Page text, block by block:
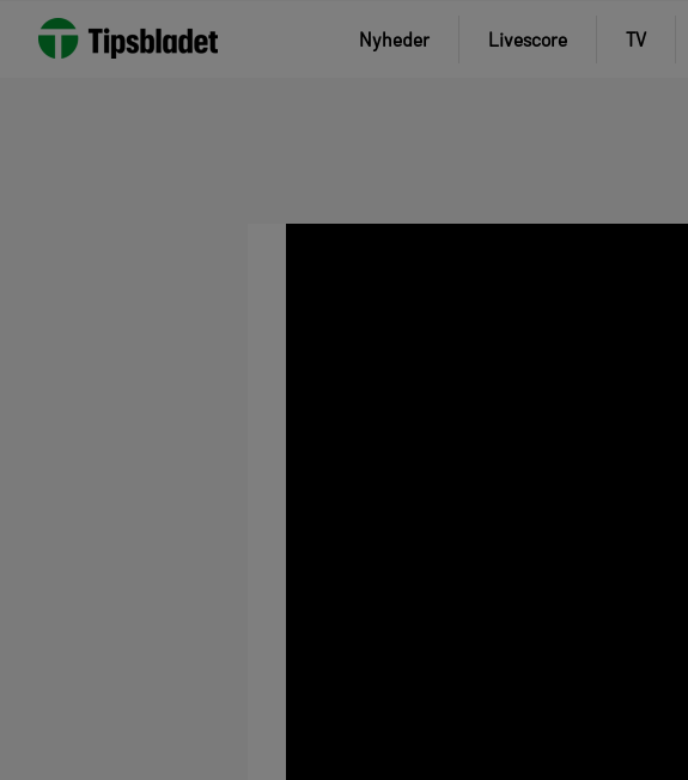
Nyheder Livescore TV